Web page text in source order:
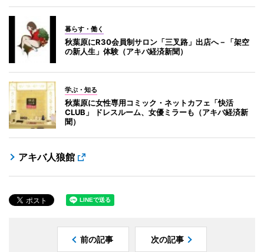
暮らす・働く
秋葉原にR30会員制サロン「三叉路」出店へ－「架空
の新人生」体験（アキバ経済新聞）
学ぶ・知る
秋葉原に女性専用コミック・ネットカフェ「快活
CLUB」 ドレスルーム、女優ミラーも（アキバ経済新
聞）
アキバ人狼館
前の記事 次の記事